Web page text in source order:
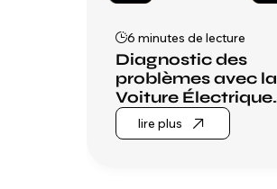
6 minutes de lecture
Diagnostic des
problèmes avec la
Voiture Électrique
pour Enfants et
leurs solutions les
lire plus